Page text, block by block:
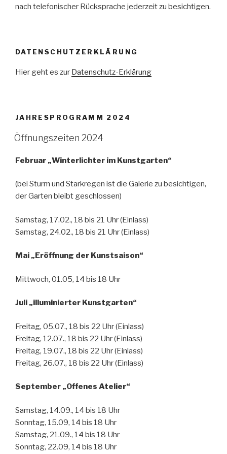
nach telefonischer Rücksprache jederzeit zu besichtigen.
DATENSCHUTZERKLÄRUNG
Hier geht es zur Datenschutz-Erklärung
JAHRESPROGRAMM 2024
Öffnungszeiten 2024
Februar „Winterlichter im Kunstgarten“
(bei Sturm und Starkregen ist die Galerie zu besichtigen,
der Garten bleibt geschlossen)
Samstag, 17.02., 18 bis 21 Uhr (Einlass)
Samstag, 24.02., 18 bis 21 Uhr (Einlass)
Mai „Eröffnung der Kunstsaison“
Mittwoch, 01.05, 14 bis 18 Uhr
Juli „illuminierter Kunstgarten“
Freitag, 05.07., 18 bis 22 Uhr (Einlass)
Freitag, 12.07., 18 bis 22 Uhr (Einlass)
Freitag, 19.07., 18 bis 22 Uhr (Einlass)
Freitag, 26.07., 18 bis 22 Uhr (Einlass)
September „Offenes Atelier“
Samstag, 14.09., 14 bis 18 Uhr
Sonntag, 15.09, 14 bis 18 Uhr
Samstag, 21.09., 14 bis 18 Uhr
Sonntag, 22.09, 14 bis 18 Uhr